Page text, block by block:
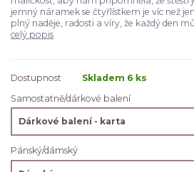
jemný náramek se čtyřlístkem je víc než
plný naděje, radosti a víry, že každý den
celý popis
Dostupnost
Skladem 6 ks
Samostatně/dárkové balení
Pánský/dámský